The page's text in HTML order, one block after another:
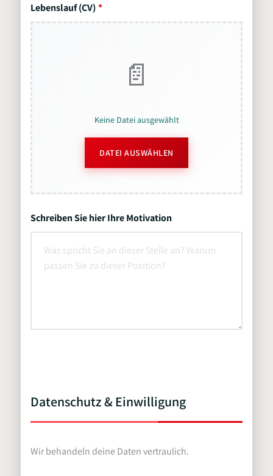
Lebenslauf (CV)
Keine Datei ausgewählt
DATEI AUSWÄHLEN
Schreiben Sie hier Ihre Motivation
Datenschutz & Einwilligung
Wir behandeln deine Daten vertraulich.